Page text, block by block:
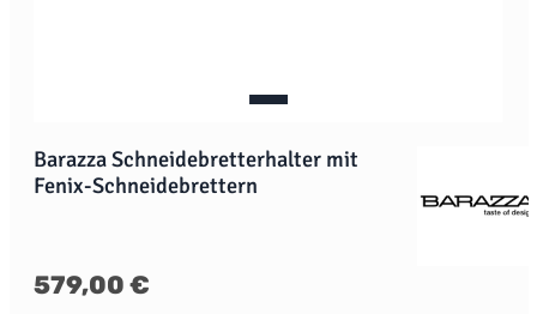
Barazza Schneidebretterhalter mit
Fenix-Schneidebrettern
Regulärer Preis:
579,00 €